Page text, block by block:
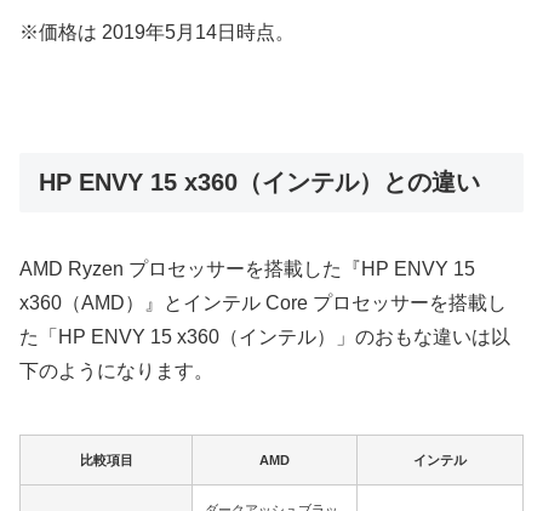
※価格は 2019年5月14日時点。
HP ENVY 15 x360（インテル）との違い
AMD Ryzen プロセッサーを搭載した『HP ENVY 15
x360（AMD）』とインテル Core プロセッサーを搭載し
た「HP ENVY 15 x360（インテル）」のおもな違いは以
下のようになります。
比較項目 AMD インテル